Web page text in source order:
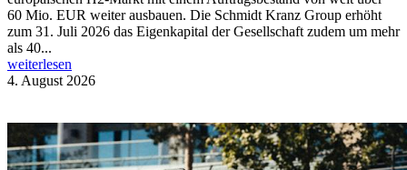
60 Mio. EUR weiter ausbauen. Die Schmidt Kranz Group erhöht
zum 31. Juli 2026 das Eigenkapital der Gesellschaft zudem um mehr
als 40...
weiterlesen
4. August 2026